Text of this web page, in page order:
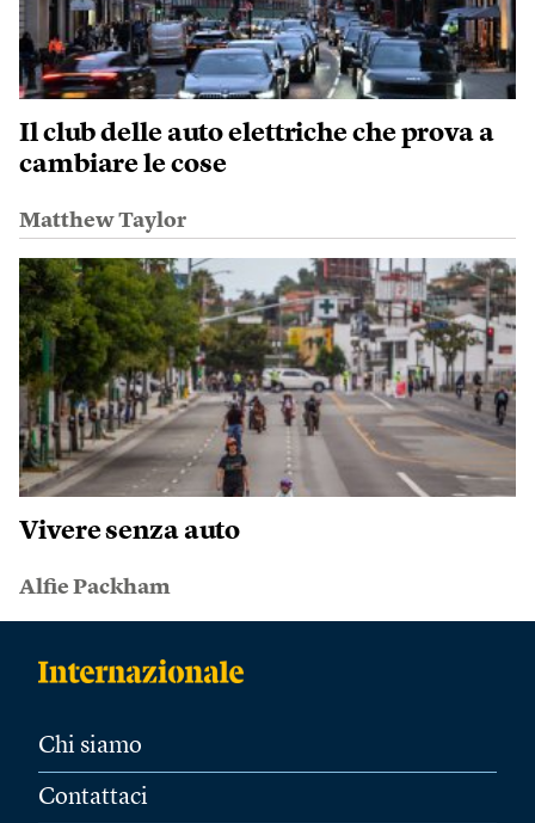
Il club delle auto elettriche che prova a
cambiare le cose
Matthew Taylor
Vivere senza auto
Alfie Packham
Chi siamo
Contattaci